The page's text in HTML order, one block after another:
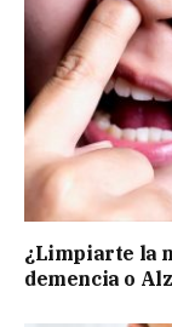
¿Limpiarte la
demencia o